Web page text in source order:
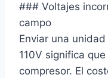
### Voltajes
campo
Enviar una
110V significa
compresor. El